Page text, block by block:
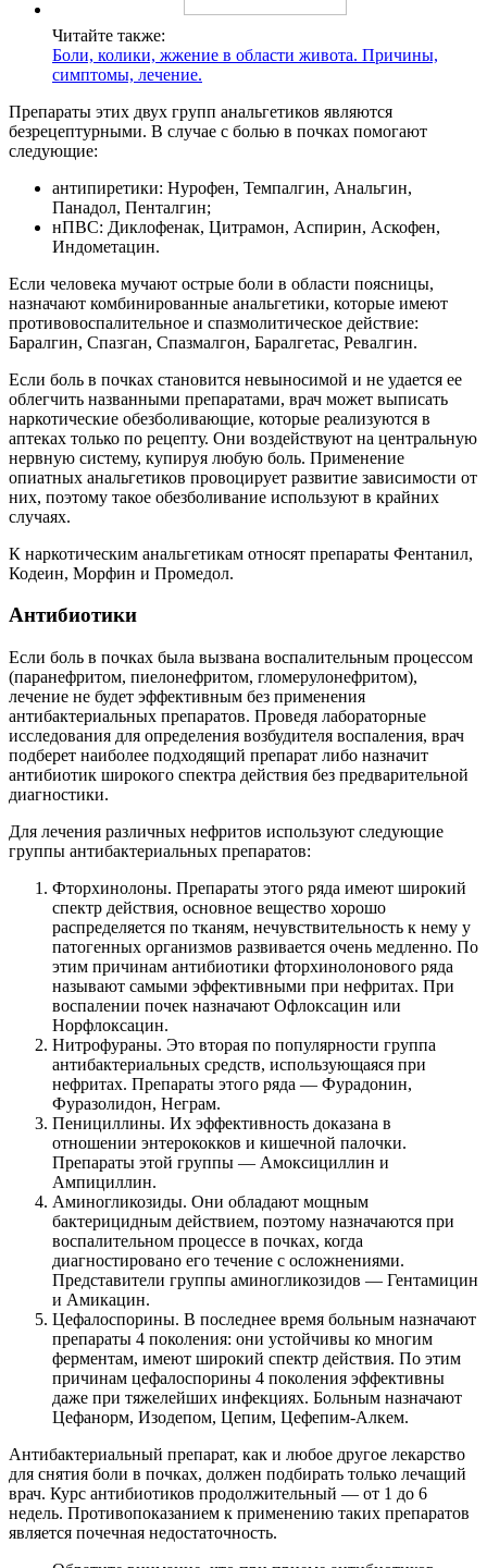
Читайте также:
Боли, колики, жжение в области живота. Причины,
симптомы, лечение.
Препараты этих двух групп анальгетиков являются
безрецептурными. В случае с болью в почках помогают
следующие:
антипиретики: Нурофен, Темпалгин, Анальгин,
Панадол, Пенталгин;
нПВС: Диклофенак, Цитрамон, Аспирин, Аскофен,
Индометацин.
Если человека мучают острые боли в области поясницы,
назначают комбинированные анальгетики, которые имеют
противовоспалительное и спазмолитическое действие:
Баралгин, Спазган, Спазмалгон, Баралгетас, Ревалгин.
Если боль в почках становится невыносимой и не удается ее
облегчить названными препаратами, врач может выписать
наркотические обезболивающие, которые реализуются в
аптеках только по рецепту. Они воздействуют на центральную
нервную систему, купируя любую боль. Применение
опиатных анальгетиков провоцирует развитие зависимости от
них, поэтому такое обезболивание используют в крайних
случаях.
К наркотическим анальгетикам относят препараты Фентанил,
Кодеин, Морфин и Промедол.
Антибиотики
Если боль в почках была вызвана воспалительным процессом
(паранефритом, пиелонефритом, гломерулонефритом),
лечение не будет эффективным без применения
антибактериальных препаратов. Проведя лабораторные
исследования для определения возбудителя воспаления, врач
подберет наиболее подходящий препарат либо назначит
антибиотик широкого спектра действия без предварительной
диагностики.
Для лечения различных нефритов используют следующие
группы антибактериальных препаратов:
Фторхинолоны. Препараты этого ряда имеют широкий
спектр действия, основное вещество хорошо
распределяется по тканям, нечувствительность к нему у
патогенных организмов развивается очень медленно. По
этим причинам антибиотики фторхинолонового ряда
называют самыми эффективными при нефритах. При
воспалении почек назначают Офлоксацин или
Норфлоксацин.
Нитрофураны. Это вторая по популярности группа
антибактериальных средств, использующаяся при
нефритах. Препараты этого ряда — Фурадонин,
Фуразолидон, Неграм.
Пенициллины. Их эффективность доказана в
отношении энтерококков и кишечной палочки.
Препараты этой группы — Амоксициллин и
Ампициллин.
Аминогликозиды. Они обладают мощным
бактерицидным действием, поэтому назначаются при
воспалительном процессе в почках, когда
диагностировано его течение с осложнениями.
Представители группы аминогликозидов — Гентамицин
и Амикацин.
Цефалоспорины. В последнее время больным назначают
препараты 4 поколения: они устойчивы ко многим
ферментам, имеют широкий спектр действия. По этим
причинам цефалоспорины 4 поколения эффективны
даже при тяжелейших инфекциях. Больным назначают
Цефанорм, Изодепом, Цепим, Цефепим-Алкем.
Антибактериальный препарат, как и любое другое лекарство
для снятия боли в почках, должен подбирать только лечащий
врач. Курс антибиотиков продолжительный — от 1 до 6
недель. Противопоказанием к применению таких препаратов
является почечная недостаточность.